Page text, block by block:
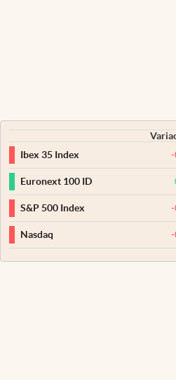
Ibex 35 Index
Euronext 100 ID
S&P 500 Index
Nasdaq